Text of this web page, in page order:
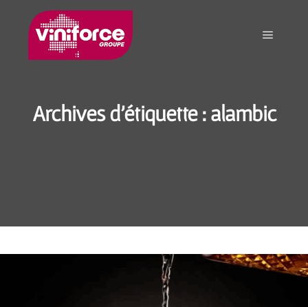
Archives d'étiquette : alambic